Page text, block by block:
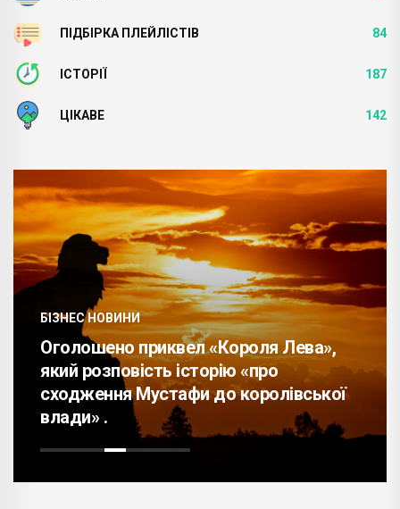
ПІДБІРКА ПЛЕЙЛІСТІВ 84
ІСТОРІЇ 187
ЦІКАВЕ 142
БІЗНЕС НОВИНИ
Оголошено приквел «Короля Лева»,
який розповість історію «про
сходження Мустафи до королівської
влади» .